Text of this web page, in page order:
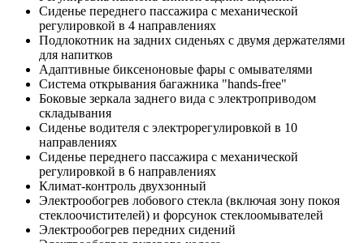
Сиденье переднего пассажира с механической
регулировкой в 4 направлениях
Подлокотник на задних сиденьях с двумя держателями
для напитков
Адаптивные биксеноновые фары с омывателями
Система открывания багажника "hands-free"
Боковые зеркала заднего вида с электроприводом
складывания
Сиденье водителя с электрорегулировкой в 10
направлениях
Сиденье переднего пассажира с механической
регулировкой в 6 направлениях
Климат-контроль двухзонный
Электрообогрев лобового стекла (включая зону покоя
стеклоочистителей) и форсунок стеклоомывателей
Электрообогрев передних сидений